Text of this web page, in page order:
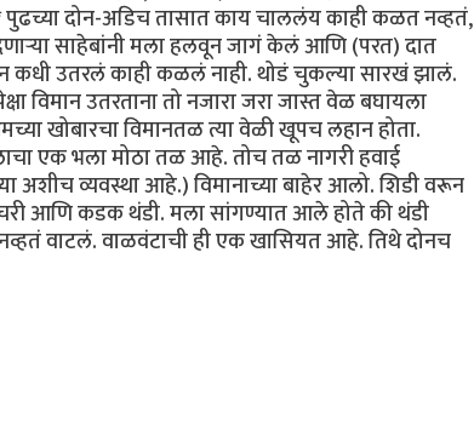
दोन-अडिच तासात काय चाललंय काही कळत नव्हतं,
साहेबांनी मला हलवून जागं केलं आणि (परत) दात
कधी उतरलं काही कळलं नाही. थोडं चुकल्या सारखं झालं.
विमान उतरताना तो नजारा जरा जास्त वेळ बघायला
खोबारचा विमानतळ त्या वेळी खूपच लहान होता.
एक भला मोठा तळ आहे. तोच तळ नागरी हवाई
व्यवस्था आहे.) विमानाच्या बाहेर आलो. शिडी वरून
आणि कडक थंडी. मला सांगण्यात आले होते की थंडी
वाटलं. वाळवंटाची ही एक खासियत आहे. तिथे दोनच